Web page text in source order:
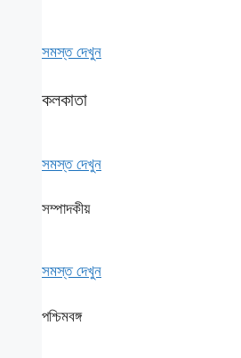
সমস্ত দেখুন
কলকাতা
সমস্ত দেখুন
সম্পাদকীয়
সমস্ত দেখুন
পশ্চিমবঙ্গ